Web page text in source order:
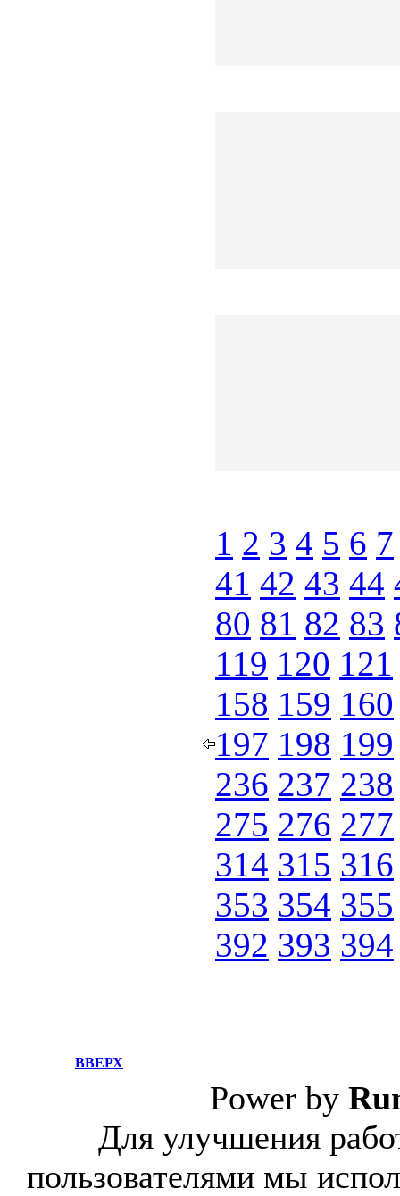
1 2 3 4 5 6 7
41 42 43 44
80 81 82 83
119 120 121
158 159 160
197 198 199
236 237 238
275 276 277
314 315 316
353 354 355
392 393 394
ВВЕРХ
Power by
Для улучшения
пользователями мы